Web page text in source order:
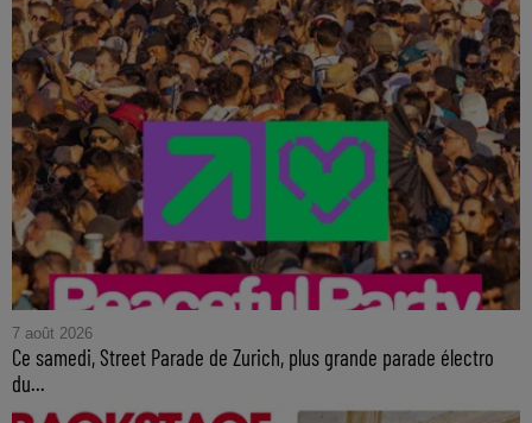
7 août 2026
Ce samedi, Street Parade de Zurich, plus grande parade électro
du...